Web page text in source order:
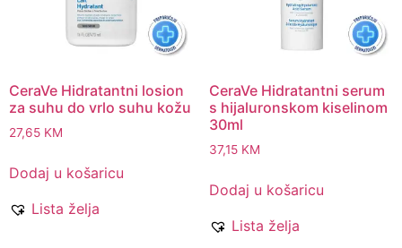
CeraVe Hidratantni losion
za suhu do vrlo suhu kožu
27,65 KM
Dodaj u košaricu
Lista želja
CeraVe Hidratantni serum
s hijaluronskom kiselinom
30ml
37,15 KM
Dodaj u košaricu
Lista želja